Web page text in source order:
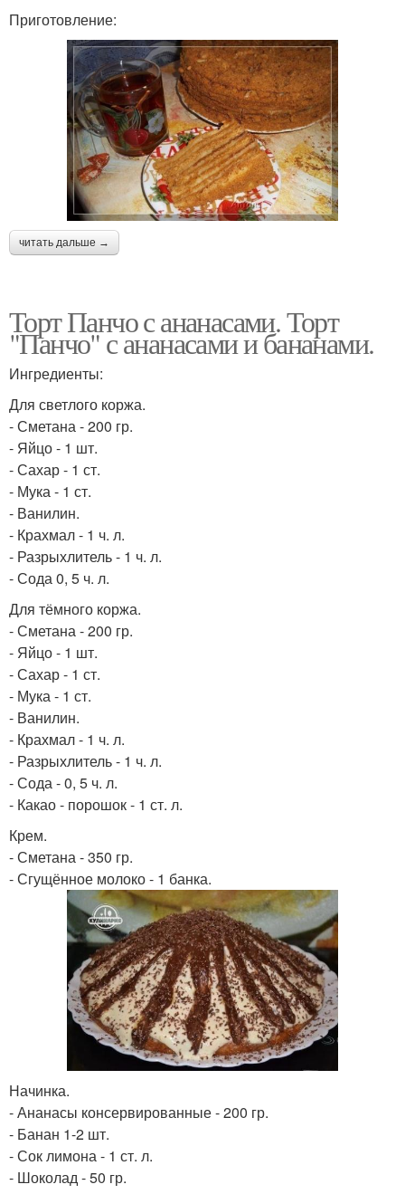
Приготовление:
читать дальше →
Торт Панчо с ананасами. Торт
"Панчо" с ананасами и бананами.
Ингредиенты:
Для светлого коржа.
- Сметана - 200 гр.
- Яйцо - 1 шт.
- Сахар - 1 ст.
- Мука - 1 ст.
- Ванилин.
- Крахмал - 1 ч. л.
- Разрыхлитель - 1 ч. л.
- Сода 0, 5 ч. л.
Для тёмного коржа.
- Сметана - 200 гр.
- Яйцо - 1 шт.
- Сахар - 1 ст.
- Мука - 1 ст.
- Ванилин.
- Крахмал - 1 ч. л.
- Разрыхлитель - 1 ч. л.
- Сода - 0, 5 ч. л.
- Какао - порошок - 1 ст. л.
Крем.
- Сметана - 350 гр.
- Сгущённое молоко - 1 банка.
Начинка.
- Ананасы консервированные - 200 гр.
- Банан 1-2 шт.
- Сок лимона - 1 ст. л.
- Шоколад - 50 гр.